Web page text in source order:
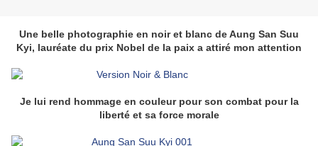
Une belle photographie en noir et blanc de Aung San Suu
Kyi, lauréate du prix Nobel de la paix a attiré mon attention
Je lui rend hommage en couleur pour son combat pour la
liberté et sa force morale